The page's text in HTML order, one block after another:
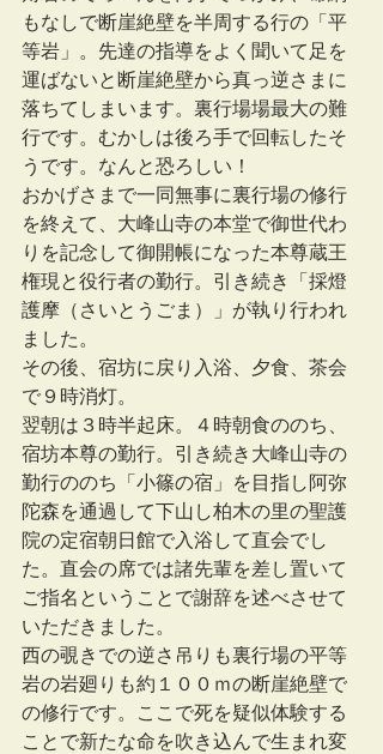
もなしで断崖絶壁を半周する行の「平
等岩」。先達の指導をよく聞いて足を
運ばないと断崖絶壁から真っ逆さまに
落ちてしまいます。裏行場場最大の難
行です。むかしは後ろ手で回転したそ
うです。なんと恐ろしい！
おかげさまで一同無事に裏行場の修行
を終えて、大峰山寺の本堂で御世代わ
りを記念して御開帳になった本尊蔵王
権現と役行者の勤行。引き続き「採燈
護摩（さいとうごま）」が執り行われ
ました。
その後、宿坊に戻り入浴、夕食、茶会
で９時消灯。
翌朝は３時半起床。４時朝食ののち、
宿坊本尊の勤行。引き続き大峰山寺の
勤行ののち「小篠の宿」を目指し阿弥
陀森を通過して下山し柏木の里の聖護
院の定宿朝日館で入浴して直会でし
た。直会の席では諸先輩を差し置いて
ご指名ということで謝辞を述べさせて
いただきました。
西の覗きでの逆さ吊りも裏行場の平等
岩の岩廻りも約１００ｍの断崖絶壁で
の修行です。ここで死を疑似体験する
ことで新たな命を吹き込んで生まれ変